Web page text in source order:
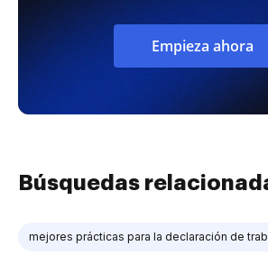
Empieza ahora
Búsquedas
mejores prácticas para la declaración de